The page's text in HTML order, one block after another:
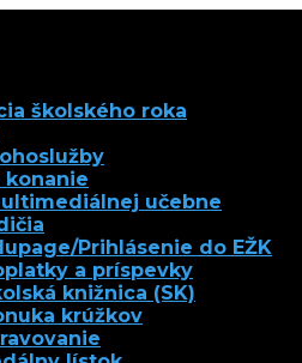
školského roka
konanie
učebne
Prihlásenie do EŽK
a príspevky
knižnica (SK)
krúžkov